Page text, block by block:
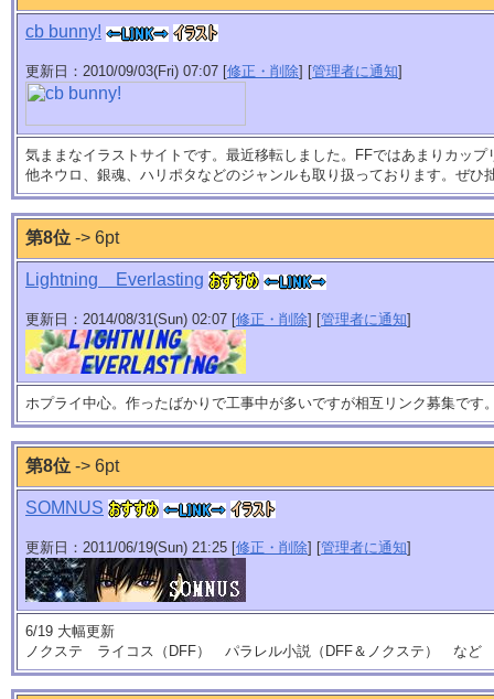
cb bunny!
更新日：2010/09/03(Fri) 07:07 [修正・削除] [管理者に通知]
気ままなイラストサイトです。最近移転しました。FFではあまりカッ
他ネウロ、銀魂、ハリポタなどのジャンルも取り扱っております。ぜひ
第8位 -> 6pt
Lightning Everlasting
更新日：2014/08/31(Sun) 02:07 [修正・削除] [管理者に通知]
ホプライ中心。作ったばかりで工事中が多いですが相互リンク募集です
第8位 -> 6pt
SOMNUS
更新日：2011/06/19(Sun) 21:25 [修正・削除] [管理者に通知]
6/19 大幅更新
ノクステ ライコス（DFF） パラレル小説（DFF＆ノクステ） など